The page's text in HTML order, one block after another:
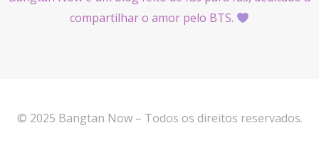
compartilhar o amor pelo BTS.
© 2025 Bangtan Now – Todos os direitos reservados.